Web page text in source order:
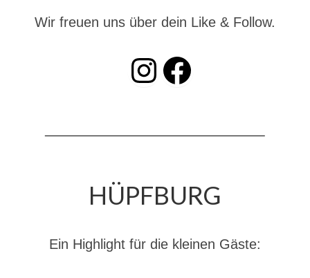
Dienstplan Dekon-Zug
Wir freuen uns über dein Like & Follow.
INSTAGRAM Facebook
HÜPFBURG
Ein Highlight für die kleinen Gäste: